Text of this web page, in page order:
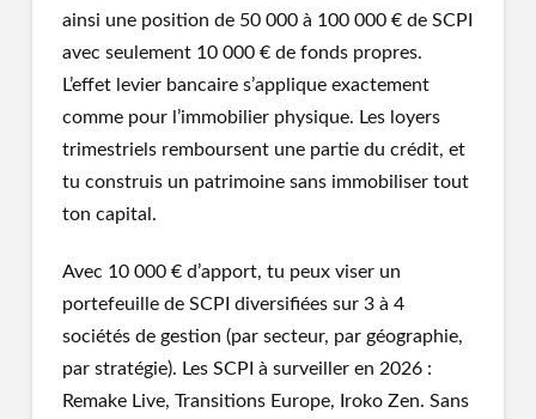
ainsi une position de 50 000 à 100 000 € de SCPI
avec seulement 10 000 € de fonds propres.
L’effet levier bancaire s’applique exactement
comme pour l’immobilier physique. Les loyers
trimestriels remboursent une partie du crédit, et
tu construis un patrimoine sans immobiliser tout
ton capital.
Avec 10 000 € d’apport, tu peux viser un
portefeuille de SCPI diversifiées sur 3 à 4
sociétés de gestion (par secteur, par géographie,
par stratégie). Les SCPI à surveiller en 2026 :
Remake Live, Transitions Europe, Iroko Zen. Sans